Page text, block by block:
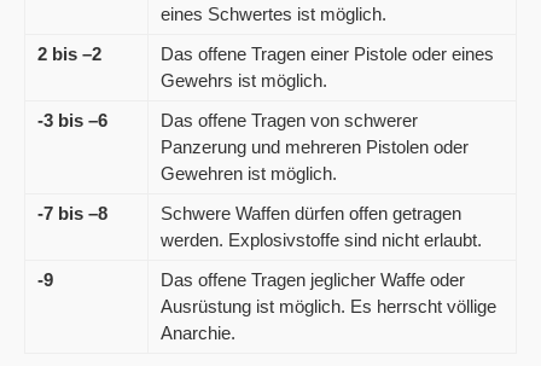
eines Schwertes ist möglich.
2 bis –2
Das offene Tragen einer Pistole oder eines
Gewehrs ist möglich.
-3 bis –6
Das offene Tragen von schwerer
Panzerung und mehreren Pistolen oder
Gewehren ist möglich.
-7 bis –8
Schwere Waffen dürfen offen getragen
werden. Explosivstoffe sind nicht erlaubt.
-9
Das offene Tragen jeglicher Waffe oder
Ausrüstung ist möglich. Es herrscht völlige
Anarchie.